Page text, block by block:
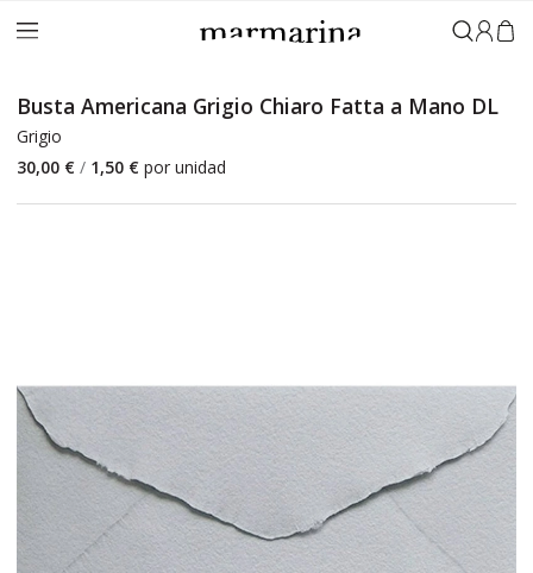
Accedi
Busta Americana Grigio Chiaro Fatta a Mano DL
Grigio
30,00 € / 1,50 € por unidad